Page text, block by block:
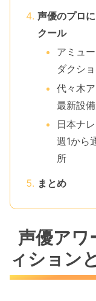
声優のプロ
クール
アミュ
ダクシ
代々木
最新設
日本ナ
週1から
所
まとめ
声優アワ
ィション